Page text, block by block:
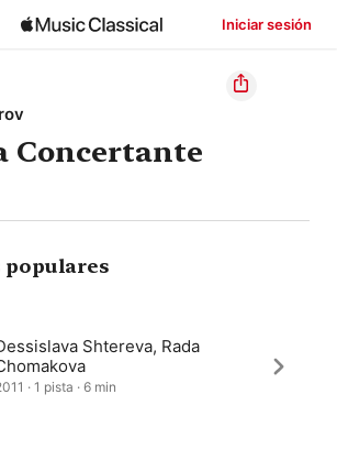
Iniciar sesión
Concertante
populares
Shtereva, Rada
· 1 pista · 6 min